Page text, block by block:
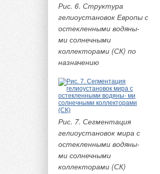
Рис. 6. Структура
гелиоустановок Европы с
остекленными водяны-
ми солнечными
коллекторами (СК) по
назначению
Рис. 7. Сегментация
гелиоустановок мира с
остекленными водяны-
ми солнечными
коллекторами (СК)